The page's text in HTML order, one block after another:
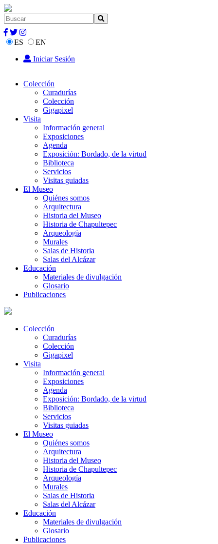
ES
EN
Iniciar Sesión
Colección
Curadurías
Colección
Gigapixel
Visita
Información general
Exposiciones
Agenda
Exposición: Bordado, de la virtud
Biblioteca
Servicios
Visitas guiadas
El Museo
Quiénes somos
Arquitectura
Historia del Museo
Historia de Chapultepec
Arqueología
Murales
Salas de Historia
Salas del Alcázar
Educación
Materiales de divulgación
Glosario
Publicaciones
Colección
Curadurías
Colección
Gigapixel
Visita
Información general
Exposiciones
Agenda
Exposición: Bordado, de la virtud
Biblioteca
Servicios
Visitas guiadas
El Museo
Quiénes somos
Arquitectura
Historia del Museo
Historia de Chapultepec
Arqueología
Murales
Salas de Historia
Salas del Alcázar
Educación
Materiales de divulgación
Glosario
Publicaciones